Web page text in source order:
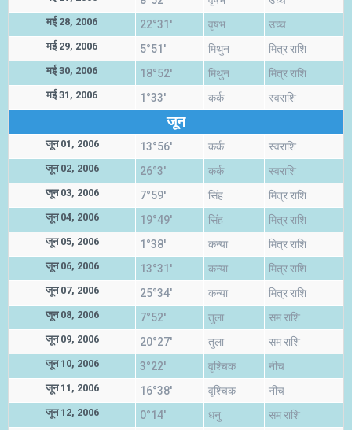
मई 28, 2006 22°31' वृषभ उच्च
मई 29, 2006 5°51' मिथुन मित्र राशि
मई 30, 2006 18°52' मिथुन मित्र राशि
मई 31, 2006 1°33' कर्क स्वराशि
जून
जून 01, 2006 13°56' कर्क स्वराशि
जून 02, 2006 26°3' कर्क स्वराशि
जून 03, 2006 7°59' सिंह मित्र राशि
जून 04, 2006 19°49' सिंह मित्र राशि
जून 05, 2006 1°38' कन्या मित्र राशि
जून 06, 2006 13°31' कन्या मित्र राशि
जून 07, 2006 25°34' कन्या मित्र राशि
जून 08, 2006 7°52' तुला सम राशि
जून 09, 2006 20°27' तुला सम राशि
जून 10, 2006 3°22' वृश्चिक नीच
जून 11, 2006 16°38' वृश्चिक नीच
जून 12, 2006 0°14' धनु सम राशि